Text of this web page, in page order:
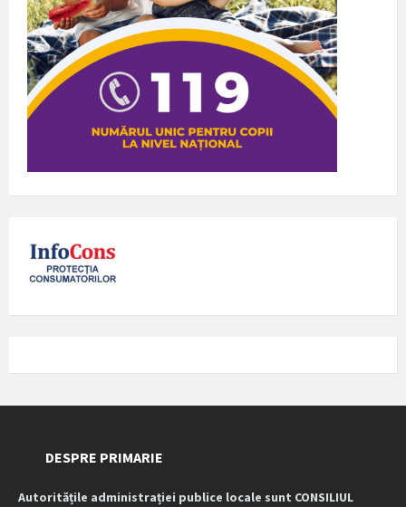
DESPRE PRIMARIE
Autoritățile administrației publice locale sunt CONSILIUL